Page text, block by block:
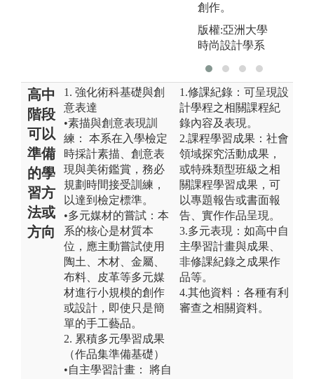
創作。
版權:亞洲大學
時尚設計學系
高中
階段
可以
準備
的學
習方
法或
方向
1. 強化術科基礎與創
意表達
•素描與創意表現訓
練： 本系在入學檢定
時採計素描、創意表
現與美術鑑賞，務必
規劃時間接受訓練，
以達到檢定標準。
•多元媒材的嘗試：本
系的核心是材質本
位，應主動嘗試使用
陶土、木材、金屬、
布料、皮革等多元媒
材進行小規模的創作
或設計，即使只是簡
單的手工藝品。
2. 累積多元學習成果
（作品集準備基礎）
•自主學習計畫： 將自
1.修課紀錄：可呈現設
計學程之相關課程紀
錄內容及表現。
2.課程學習成果：社會
領域探究活動成果，
或特殊類型班級之相
關課程學習成果，可
以專題報告或書面報
告、實作作品呈現。
3.多元表現：如高中自
主學習計畫與成果、
非修課紀錄之成果作
品等。
4.其他資料：各種有利
審查之相關資料。